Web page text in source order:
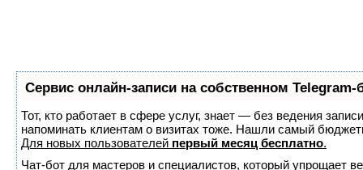
Сервис онлайн-записи на собственном Telegram-
Тот, кто работает в сфере услуг, знает — без ведения
напоминать клиентам о визитах тоже. Нашли самый
Для новых пользователей первый месяц бесплатно.
Чат-бот для мастеров и специалистов, который упрощает